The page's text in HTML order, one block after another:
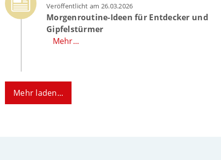
Veröffentlicht am 26.03.2026
Morgenroutine-Ideen für Entdecker und
Gipfelstürmer
Mehr...
Mehr laden...